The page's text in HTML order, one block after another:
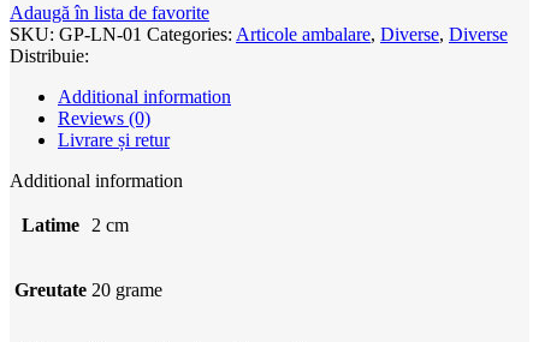
Adaugă în lista de favorite
SKU: GP-LN-01 Categories: Articole ambalare, Diverse, Diverse
Distribuie:
Additional information
Reviews (0)
Livrare și retur
Additional information
Latime 2 cm
Greutate 20 grame